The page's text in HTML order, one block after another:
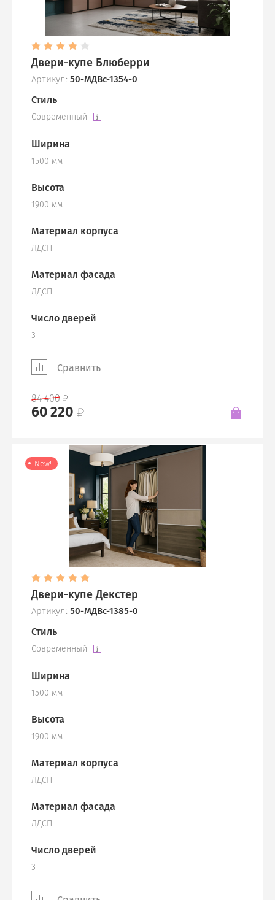
Двери-купе Блюберри
Артикул: 50-МДВс-1354-0
Стиль
Современный
Ширина
1500 мм
Высота
1900 мм
Материал корпуса
ЛДСП
Материал фасада
ЛДСП
Число дверей
3
Сравнить
84 400
60 220
New!
Двери-купе Декстер
Артикул: 50-МДВс-1385-0
Стиль
Современный
Ширина
1500 мм
Высота
1900 мм
Материал корпуса
ЛДСП
Материал фасада
ЛДСП
Число дверей
3